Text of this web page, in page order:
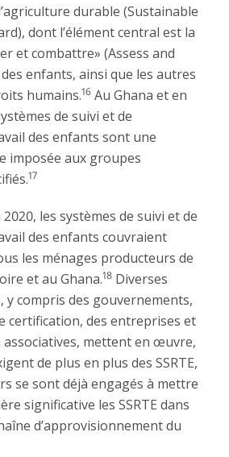
durable (Sustainable
dont l’élément central est la
et combattre» (Assess and
enfants, ainsi que les autres
humains.16 Au Ghana et en
de suivi et de
des enfants sont une
imposée aux groupes
17
les systèmes de suivi et de
des enfants couvraient
les ménages producteurs de
et au Ghana.18 Diverses
y compris des gouvernements,
certification, des entreprises et
mettent en œuvre,
de plus en plus des SSRTE,
se sont déjà engagés à mettre
significative les SSRTE dans
d’approvisionnement du